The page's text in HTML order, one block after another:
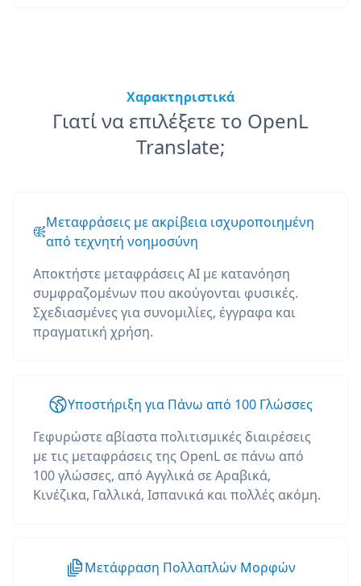
Χαρακτηριστικά
Γιατί να επιλέξετε το OpenL
Translate;
Μεταφράσεις με ακρίβεια ισχυροποιημένη
από τεχνητή νοημοσύνη
Αποκτήστε μεταφράσεις AI με κατανόηση
συμφραζομένων που ακούγονται φυσικές.
Σχεδιασμένες για συνομιλίες, έγγραφα και
πραγματική χρήση.
Υποστήριξη για Πάνω από 100 Γλώσσες
Γεφυρώστε αβίαστα πολιτισμικές διαιρέσεις
με τις μεταφράσεις της OpenL σε πάνω από
100 γλώσσες, από Αγγλικά σε Αραβικά,
Κινέζικα, Γαλλικά, Ισπανικά και πολλές ακόμη.
Μετάφραση Πολλαπλών Μορφών